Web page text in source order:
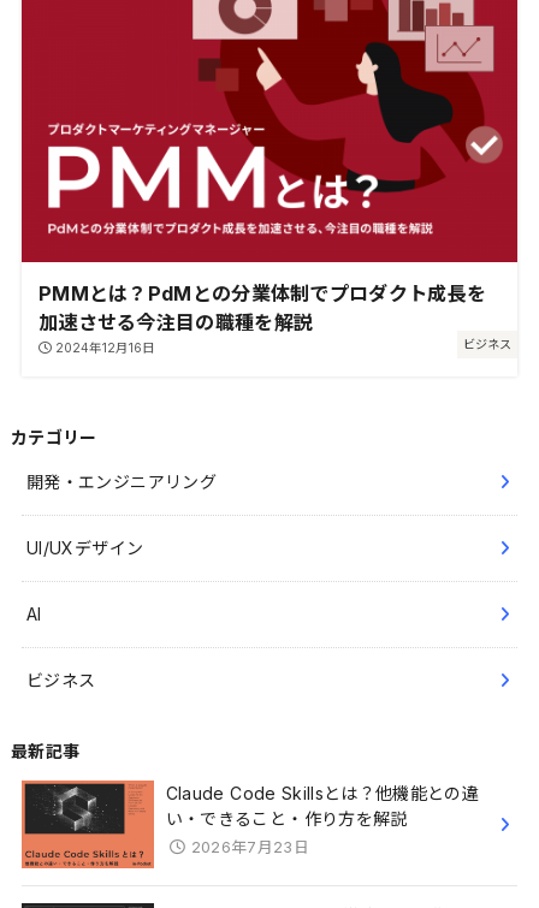
ビジネス
PMMとは？PdMとの分業体制でプロダクト成長を
加速させる今注目の職種を解説
2024年12月16日
カテゴリー
開発・エンジニアリング
UI/UXデザイン
AI
ビジネス
最新記事
Claude Code Skillsとは？他機能との違
い・できること・作り方を解説
2026年7月23日